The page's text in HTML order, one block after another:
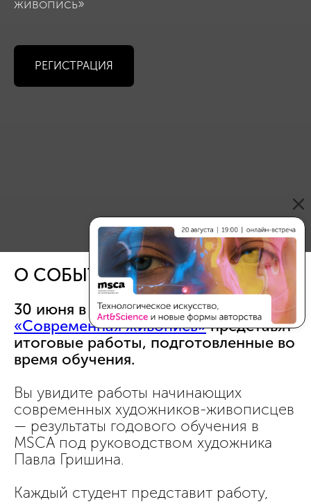
живопись»
РЕГИСТРАЦИЯ
О СОБЫТИИ
30 июня в 15:00 студенты курса
«Современная живопись» представят
итоговые работы, подготовленные во
время обучения.
Вы увидите работы начинающих
современных художников-живописцев
— результаты годового обучения в
MSCA под руководством художника
Павла Гришина.
Каждый студент представит работу,